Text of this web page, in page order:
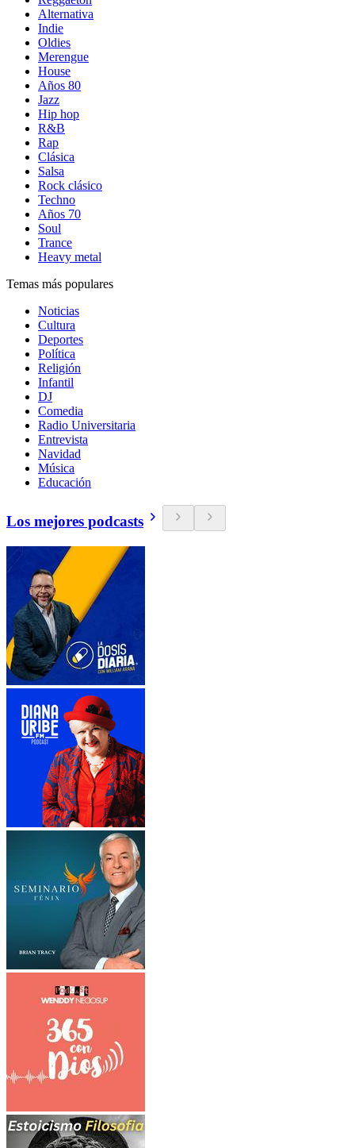
Alternativa
Indie
Oldies
Merengue
House
Años 80
Jazz
Hip hop
R&B
Rap
Clásica
Salsa
Rock clásico
Techno
Años 70
Soul
Trance
Heavy metal
Temas más populares
Noticias
Cultura
Deportes
Política
Religión
Infantil
DJ
Comedia
Radio Universitaria
Entrevista
Navidad
Música
Educación
Los mejores podcasts